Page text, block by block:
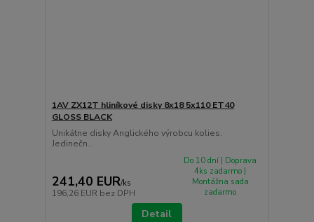
1AV ZX12T hliníkové disky 8x18 5x110 ET40
GLOSS BLACK
Unikátne disky Anglického výrobcu kolies.
Jedinečn...
241,40 EUR/ks
196,26 EUR bez DPH
Do 10 dní | Doprava
4ks zadarmo |
Montážna sada
zadarmo
Detail